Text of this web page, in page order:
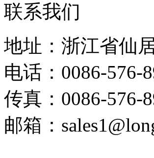
联系我们
地址：浙江省仙
电话：0086-576-
传真：0086-576-
邮箱：